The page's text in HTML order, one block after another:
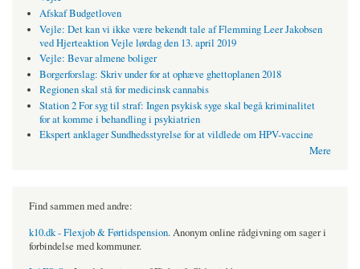
Afskaf Budgetloven
Vejle: Det kan vi ikke være bekendt tale af Flemming Leer Jakobsen
ved Hjerteaktion Vejle lørdag den 13. april 2019
Vejle: Bevar almene boliger
Borgerforslag: Skriv under for at ophæve ghettoplanen 2018
Regionen skal stå for medicinsk cannabis
Station 2 For syg til straf: Ingen psykisk syge skal begå kriminalitet
for at komme i behandling i psykiatrien
Ekspert anklager Sundhedsstyrelse for at vildlede om HPV-vaccine
Mere
Find sammen med andre:
k10.dk - Flexjob & Førtidspension. Anonym online rådgivning om sager i
forbindelse med kommuner.